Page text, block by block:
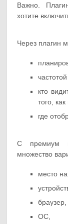
Важно.
хотите
Через плагин
частотой
кто
того,
где
С премиум
множество
место
браузер,
ОС,